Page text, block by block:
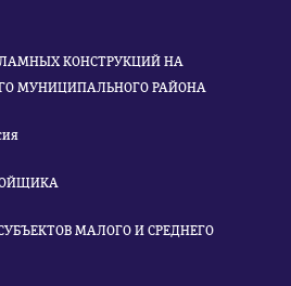
КОНСТРУКЦИЙ НА
МУНИЦИПАЛЬНОГО РАЙОНА
МАЛОГО И СРЕДНЕГО